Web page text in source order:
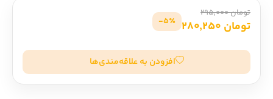
تومان 295,000
تومان 280,250 5٪-
افزودن به علاقه‌مندی‌ها